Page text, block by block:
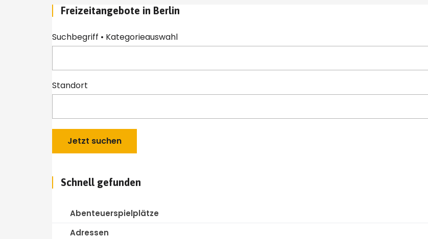
Freizeitangebote in Berlin
Suchbegriff • Kategorieauswahl
Standort
Schnell gefunden
Abenteuerspielplätze
Adressen